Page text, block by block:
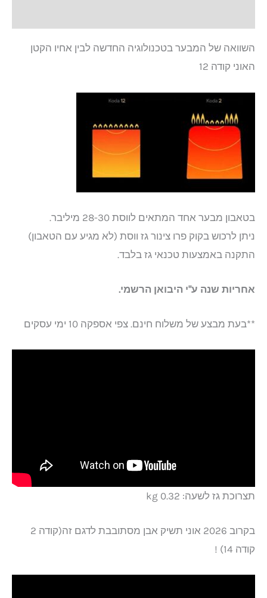
השוואה של המבער בטכנולוגיה החדשה לבין אחיו הקטן
האוני קודה 12
בטאבון מבער אחד המתאים לווסת 28-30 מיליבר.
ניתן לרכוש בקוק פרו צינור גז ווסת (לא מגיע עם הטאבון)
התקנה באמצעות טכנאי גז בלבד.
אחריות שנה ע"י היבואן הרשמי.
**בעת מבצע של משלוח חינם. צפי אספקה 10 ימי עסקים
תצרוכת גז לשעה: 0.32 kg
בקרוב 2026 אוני תשיק אבן מסתובבת לדגם זה(קודה 2
קודה 14) !